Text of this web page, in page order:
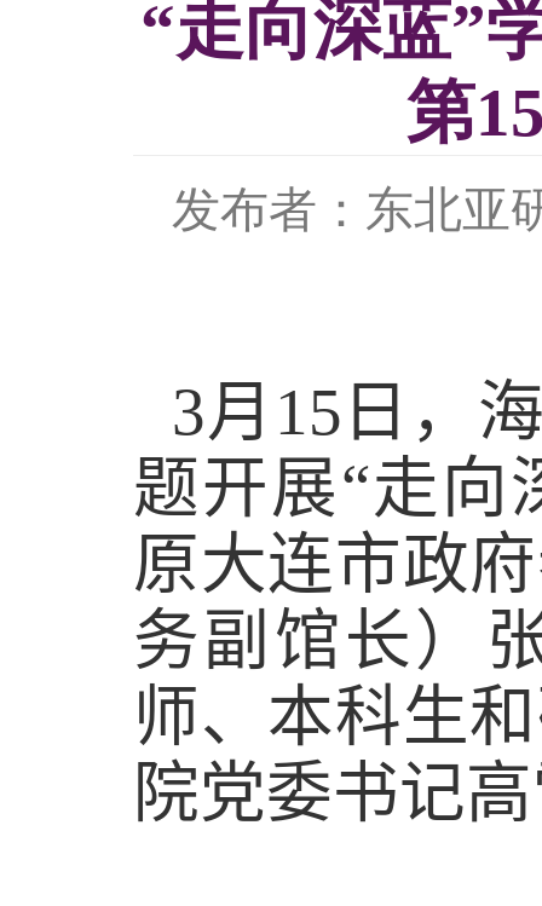
“走向深蓝”
第
发布者：东北亚
3月 15 日，
题开展“走向
原大连市政
务副馆长）
师、本科生
院党委书记